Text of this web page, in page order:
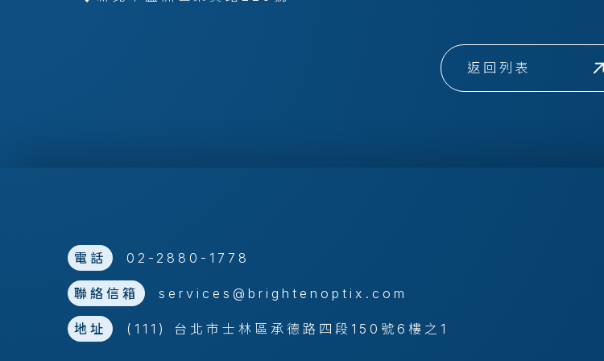
返回列表
電話 02-2880-1778
聯絡信箱 services@brightenoptix.com
地址 (111) 台北市士林區承德路四段150號6樓之1